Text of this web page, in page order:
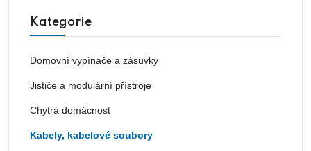
Kategorie
Domovní vypínače a zásuvky
Jističe a modulární přístroje
Chytrá domácnost
Kabely, kabelové soubory